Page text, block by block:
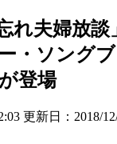
れ夫婦放
・ソング
登場
更新日： 2018/